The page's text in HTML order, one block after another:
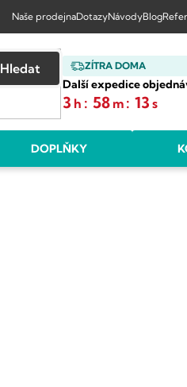
Naše prodejnaDotazyNávodyBlog
ZÍTRA DOMA
Další expedice
3 h : 58 m : 12 s
Hledat
DOPLŇKY